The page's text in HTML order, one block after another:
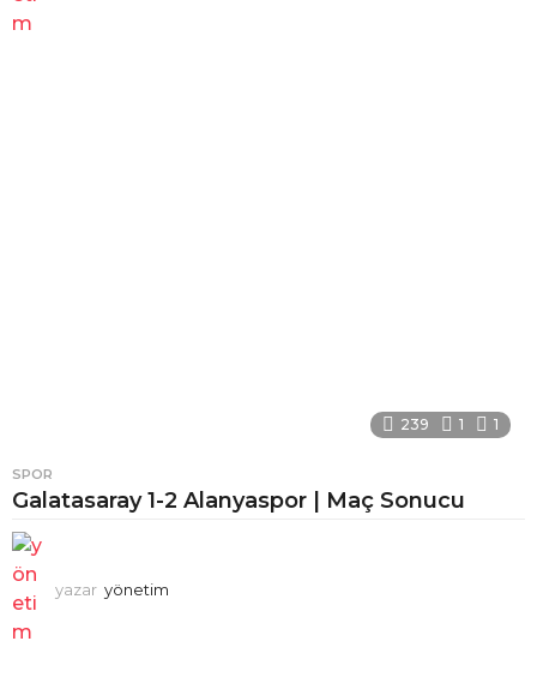
239 1 1
SPOR
Galatasaray 1-2 Alanyaspor | Maç Sonucu
yazar yönetim